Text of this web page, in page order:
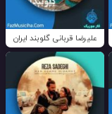
علیرضا قربانی گلوبند ایران